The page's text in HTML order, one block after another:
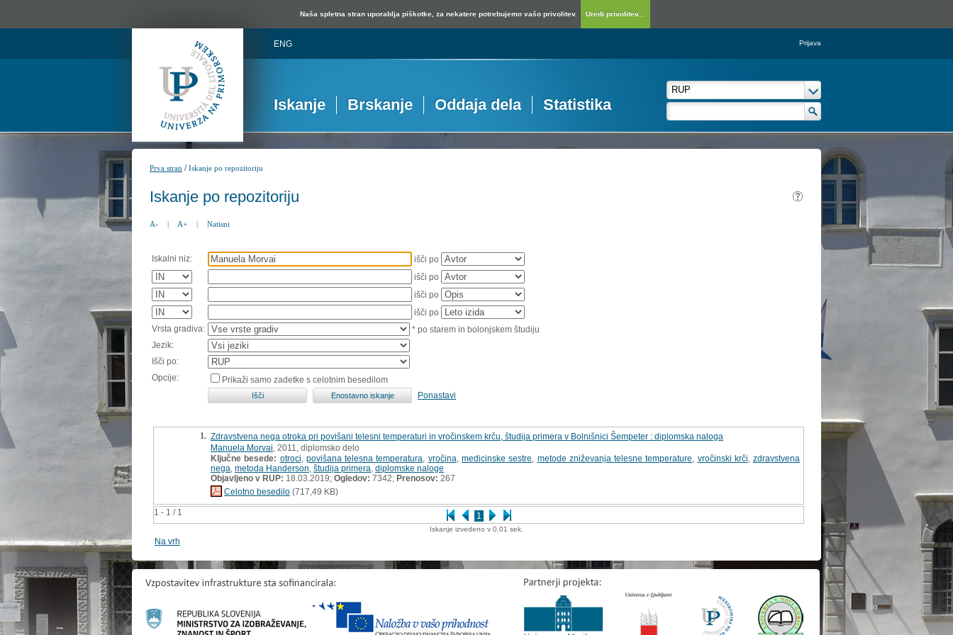
Naša spletna stran uporablja piškotke, za nekatere potrebujemo vašo privolitev. Uredi privolitev...
ENG Prijava
Iskanje Brskanje Oddaja dela Statistika
Prva stran /Iskanje po repozitoriju
Iskanje po repozitoriju
A- | A+ | Natisni
Iskalni niz:
išči po
išči po
išči po
išči po
Vrsta gradiva:
* po starem in bolonjskem študiju
Jezik:
Išči po:
Opcije:
Prikaži samo zadetke s celotnim besedilom
Ponastavi
1 - 1 / 1 1
1. Zdravstvena nega otroka pri povišani telesni temperaturi in vročinskem krču, študija primera v Bolnišnici Šempeter : diplomska naloga
Manuela Morvai , 2011, diplomsko delo
Ključne besede: otroci povišana telesna temperatura vročina medicinske sestre metode zniževanja telesne temperature vročinski krči ,zdravstvena
nega metoda Handerson študija primera diplomske naloge
Objavljeno v RUP: 18.03.2019; Ogledov: 7342; Prenosov: 267
Celotno besedilo (717,49 KB)
Iskanje izvedeno v 0.01 sek.
Na vrh